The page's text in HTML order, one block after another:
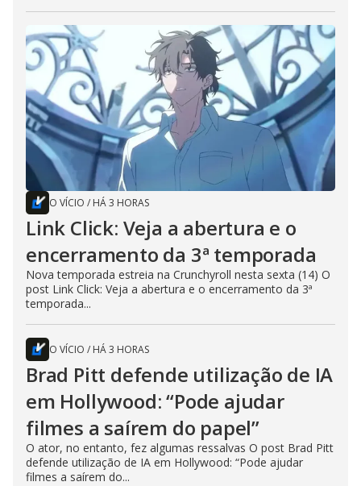
O VÍCIO / HÁ 3 HORAS
Link Click: Veja a abertura e o
encerramento da 3ª temporada
Nova temporada estreia na Crunchyroll nesta sexta (14) O
post Link Click: Veja a abertura e o encerramento da 3ª
temporada...
O VÍCIO / HÁ 3 HORAS
Brad Pitt defende utilização de IA
em Hollywood: “Pode ajudar
filmes a saírem do papel”
O ator, no entanto, fez algumas ressalvas O post Brad Pitt
defende utilização de IA em Hollywood: “Pode ajudar
filmes a saírem do...